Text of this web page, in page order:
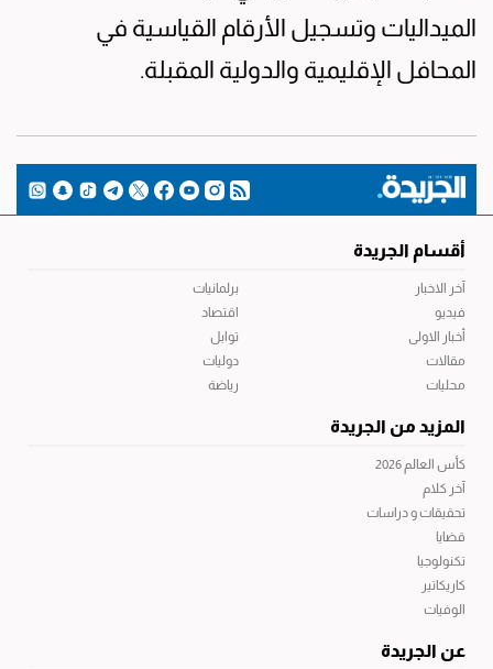
الميداليات وتسجيل الأرقام القياسية في
المحافل الإقليمية والدولية المقبلة.
أقسام الجريدة
آخر الاخبار
فيديو
أخبار الاولى
مقالات
محليات
برلمانيات
اقتصاد
توابل
دوليات
رياضة
المزيد من الجريدة
كأس العالم 2026
آخر كلام
تحقيقات و دراسات
قضايا
تكنولوجيا
كاريكاتير
الوفيات
عن الجريدة